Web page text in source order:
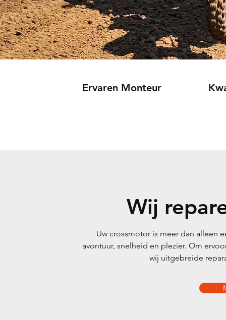
Ervaren Monteur
Wij
Uw crossmotor is meer dan alleen
avontuur, snelheid en plezier. Om
wij uitgebreide